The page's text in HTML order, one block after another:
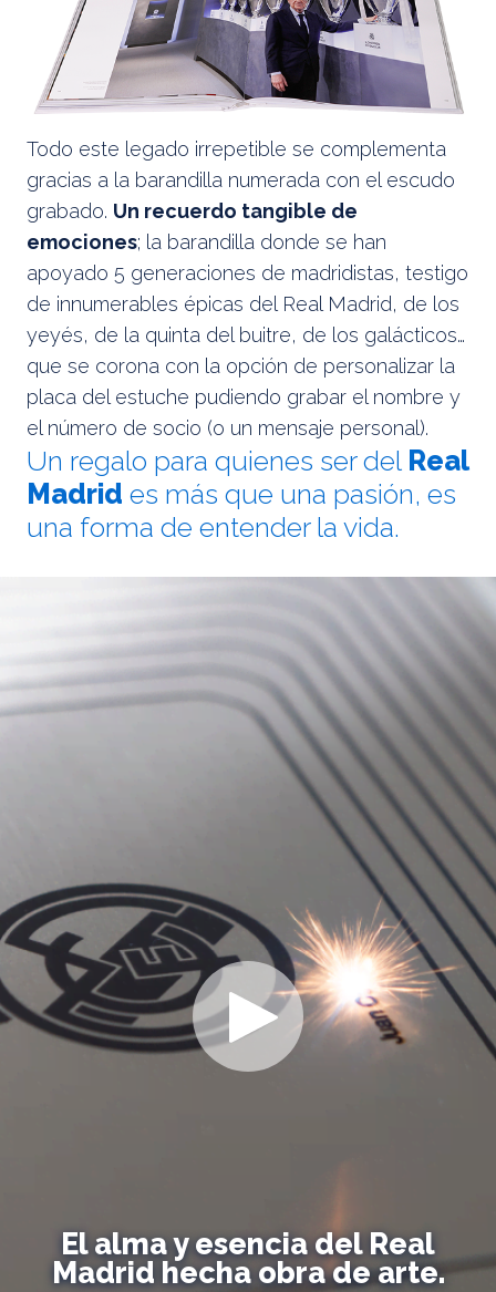
Todo este legado irrepetible se complementa
gracias a la barandilla numerada con el escudo
grabado. Un recuerdo tangible de
emociones; la barandilla donde se han
apoyado 5 generaciones de madridistas, testigo
de innumerables épicas del Real Madrid, de los
yeyés, de la quinta del buitre, de los galácticos…
que se corona con la opción de personalizar la
placa del estuche pudiendo grabar el nombre y
el número de socio (o un mensaje personal).
Un regalo para quienes ser del Real
Madrid es más que una pasión, es
una forma de entender la vida.
El alma y esencia del Real
Madrid hecha obra de arte.